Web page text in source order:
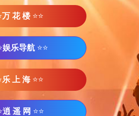
万 花 楼 ⭐⭐
娱乐导航 ⭐⭐
乐 上 海 ⭐⭐
逍 遥 网 ⭐⭐